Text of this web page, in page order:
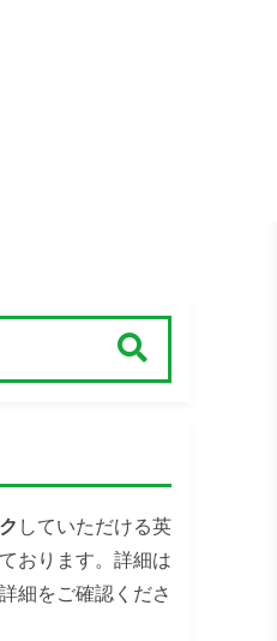
していただける英
おります。詳細は
細をご確認くださ